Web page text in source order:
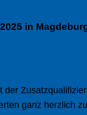
in
ganz herzlich